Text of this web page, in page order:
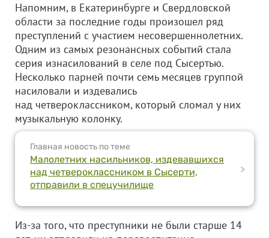
Напомним, в Екатеринбурге и Свердловской
области за последние годы произошел ряд
преступлений с участием несовершеннолетних.
Одним из самых резонансных событий стала
серия изнасилований в селе под Сысертью.
Несколько парней почти семь месяцев группой
насиловали и издевались
над четвероклассником, который сломал у них
музыкальную колонку.
Главная новость по теме
Малолетних насильников, издевавшихся
над четвероклассником в Сысерти,
отправили в спецучилище
>
Из-за того, что преступники не были старше 14